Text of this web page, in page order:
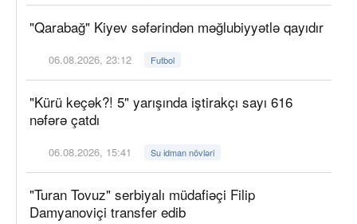
"Qarabağ" Kiyev səfərindən məğlubiyyətlə qayıdır
06.08.2026, 23:12 Futbol
"Kürü keçək?! 5" yarışında iştirakçı sayı 616
nəfərə çatdı
06.08.2026, 15:41 Su idman növləri
"Turan Tovuz" serbiyalı müdafiəçi Filip
Damyanoviçi transfer edib